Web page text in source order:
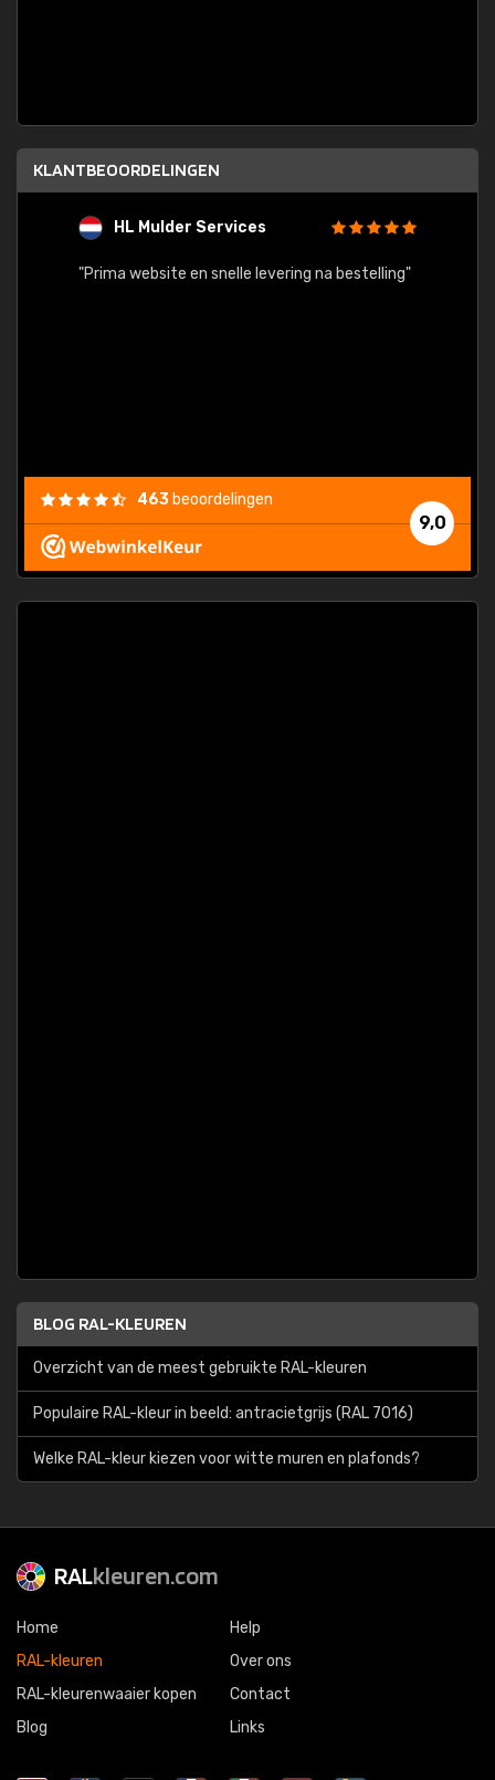
KLANTBEOORDELINGEN
HL Mulder Services
"Prima website en snelle levering na bestelling"
9,0
463 beoordelingen
BLOG RAL-KLEUREN
Overzicht van de meest gebruikte RAL-kleuren
Populaire RAL-kleur in beeld: antracietgrijs (RAL 7016)
Welke RAL-kleur kiezen voor witte muren en plafonds?
RALkleuren.com
Home
RAL-kleuren
RAL-kleurenwaaier kopen
Blog
Help
Over ons
Contact
Links